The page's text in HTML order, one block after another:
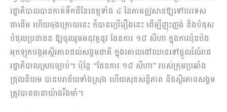
រដ្ឋាភិបាលបានកាត់ទឹកដីនៃខេត្តទាំង ៤ នៃភាគឦសានឱ្យទៅបរទេស
ជាដើម ហើយចុងក្រោយនេះ ក៏បានប្រើរឿងនេះ ដើម្បីញុះញង់ និងបំផុស
បំផុលប្រជាជន ឱ្យចូលរួមអនុវត្តនូវ ផែនការ ១៨ សីហា ក្នុងការប៉ុនប៉ង
អុកឡុកបង្កអស្ថិរភាពដល់សង្គមជាតិ ក្នុងគោលដៅឈានទៅផ្តួលរំលំរាជ
រដ្ឋាភិបាលស្របច្បាប់។ ប៉ុន្តែ “ផែនការ ១៨ សីហា” របស់ក្រុមប្រឆាំង
ជ្រុលនិយម បានបរាជ័យទាំងស្រុង ហើយសុខសន្តិភាព និងស្ថិរភាពសង្គម
ត្រូវបានធានាយ៉ាងរឹងមាំ។